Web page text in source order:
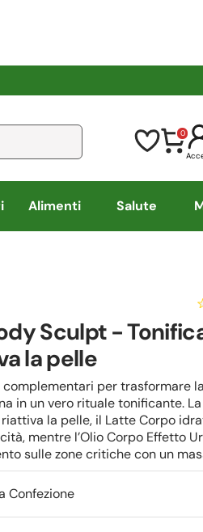
0
Alimenti Salute
Sculpt -
la pelle
complementari per trasformare
in un vero rituale tonificante.
la pelle, il Latte Corpo
mentre l’Olio Corpo Effetto
sulle zone critiche con un
Confezione